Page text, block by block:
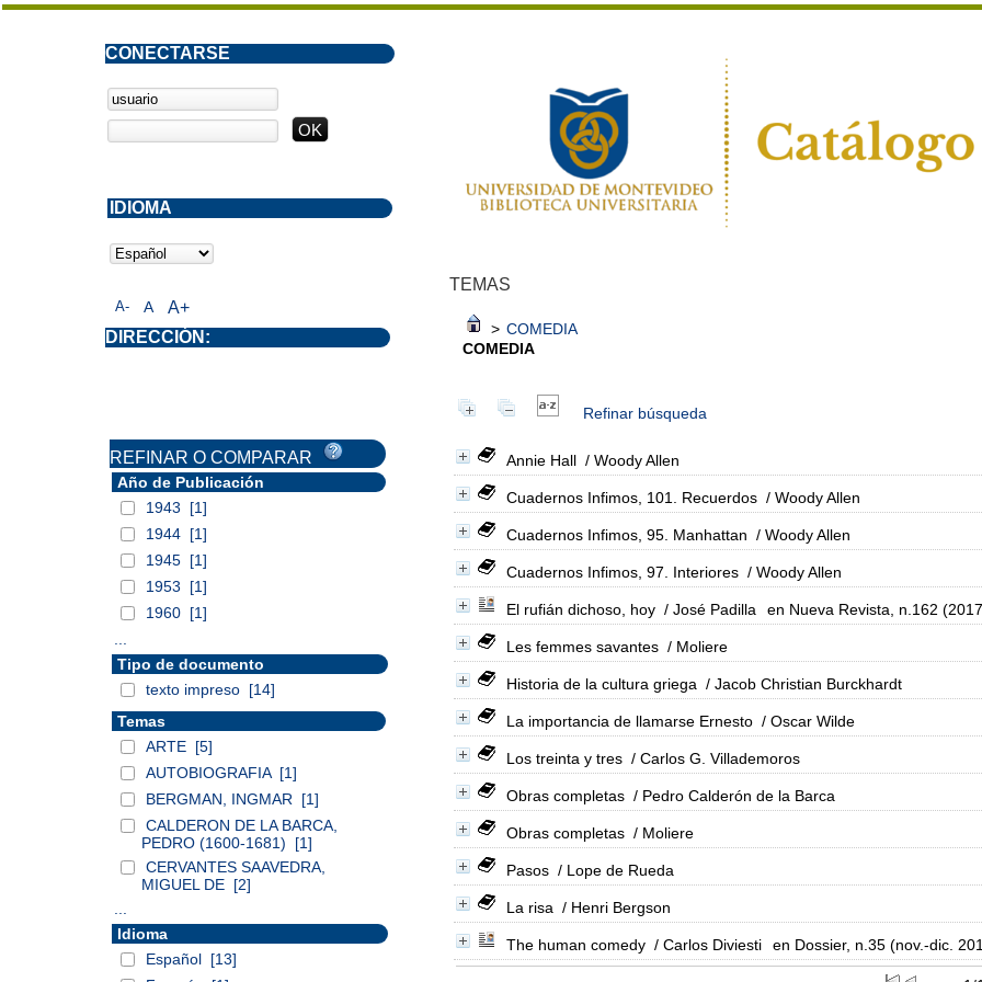
TEMAS
> COMEDIA
COMEDIA
Refinar búsqueda
Annie Hall / Woody Allen
Cuadernos Infimos, 101. Recuerdos / Woody Allen
Cuadernos Infimos, 95. Manhattan / Woody Allen
Cuadernos Infimos, 97. Interiores / Woody Allen
El rufián dichoso, hoy / José Padilla en Nueva Revista, n.162
Les femmes savantes / Moliere
Historia de la cultura griega / Jacob Christian Burckhardt
La importancia de llamarse Ernesto / Oscar Wilde
Los treinta y tres / Carlos G. Villademoros
Obras completas / Pedro Calderón de la Barca
Obras completas / Moliere
Pasos / Lope de Rueda
La risa / Henri Bergson
The human comedy / Carlos Diviesti en Dossier, n.35 (nov.-dic.
A- A A+
CONECTARSE
DIRECCIÓN:
IDIOMA
REFINAR O COMPARAR
Año de Publicación
1943
[1]
1944 [1]
1945 [1]
1953
[1]
1960 [1]
Tipo de documento
texto impreso [14]
Temas
ARTE [5]
AUTOBIOGRAFIA [1]
BERGMAN, INGMAR
[1]
CALDERON DE LA BARCA,
PEDRO (1600-1681)
[1]
CERVANTES SAAVEDRA,
MIGUEL DE [2]
Idioma
Español [13]